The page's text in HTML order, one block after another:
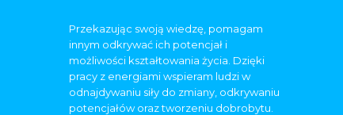
Przekazując swoją wiedzę, pomagam
innym odkrywać ich potencjał i
możliwości kształtowania życia. Dzięki
pracy z energiami wspieram ludzi w
odnajdywaniu siły do zmiany, odkrywaniu
potencjałów oraz tworzeniu dobrobytu.